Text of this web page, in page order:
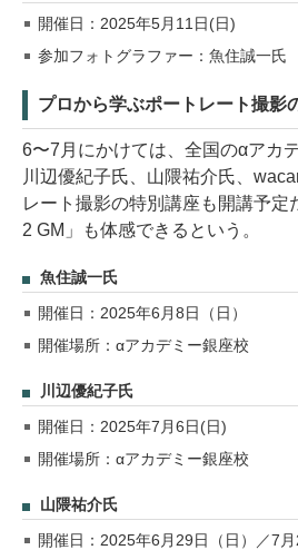
開催日：2025年5月11日(日)
参加フォトグラファー：魚住誠一氏
プロから学ぶポートレート撮影
6〜7月にかけては、全国のαアカ
川辺優紀子氏、山隈祐介氏、
レート撮影の特別講座も開講予定
2 GM」も体感できるという。
魚住誠一氏
開催日：2025年6月8日（日）
開催場所：αアカデミー銀座校
川辺優紀子氏
開催日：2025年7月6日(日)
開催場所：αアカデミー銀座校
山隈祐介氏
開催日：2025年6月29日（日）／7月